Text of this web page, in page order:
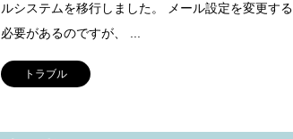
ルシステムを移行しました。 メール設定を変更する
必要があるのですが、 ...
トラブル